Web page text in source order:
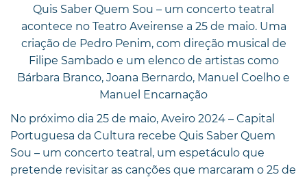
Quis Saber Quem Sou – um concerto teatral
acontece no Teatro Aveirense a 25 de maio. Uma
criação de Pedro Penim, com direção musical de
Filipe Sambado e um elenco de artistas como
Bárbara Branco, Joana Bernardo, Manuel Coelho e
Manuel Encarnação
No próximo dia 25 de maio, Aveiro 2024 – Capital
Portuguesa da Cultura recebe Quis Saber Quem
Sou – um concerto teatral, um espetáculo que
pretende revisitar as canções que marcaram o 25 de